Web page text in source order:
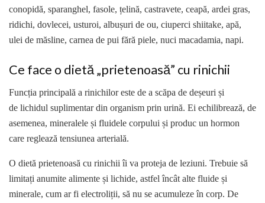
conopidă, sparanghel, fasole, țelină, castravete, ceapă, ardei gras,
ridichi, dovlecei, usturoi, albușuri de ou, ciuperci shiitake, apă,
ulei de măsline, carnea de pui fără piele, nuci macadamia, napi.
Ce face o dietă „prietenoasă” cu rinichii
Funcția principală a rinichilor este de a scăpa de deșeuri și
de lichidul suplimentar din organism prin urină. Ei echilibrează, de
asemenea, mineralele și fluidele corpului și produc un hormon
care reglează tensiunea arterială.
O dietă prietenoasă cu rinichii îi va proteja de leziuni. Trebuie să
limitați anumite alimente și lichide, astfel încât alte fluide și
minerale, cum ar fi electroliții, să nu se acumuleze în corp. De